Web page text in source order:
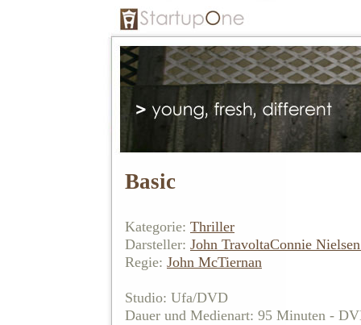
Basic
Kategorie: Thriller
Darsteller: John TravoltaConnie Nielsen
Regie: John McTiernan
Studio: Ufa/DVD
Dauer und Medienart: 95 Minuten -